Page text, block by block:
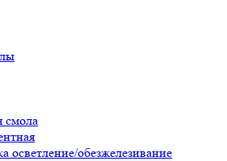
смола
осветление/обезжелезивание